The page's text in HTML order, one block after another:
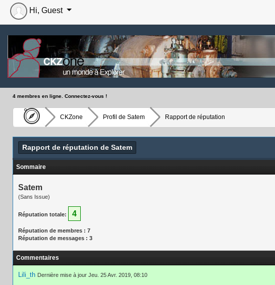
Hi, Guest
4 membres en ligne. Connectez-vous !
CKZone Profil de Satem Rapport de réputation
Rapport de réputation de Satem
Sommaire
Satem
(Sans Issue)
Réputation totale: 4
Réputation de membres : 7
Réputation de messages : 3
Commentaires
Lili_th Dernière mise à jour Jeu. 25 Avr. 2019, 08:10